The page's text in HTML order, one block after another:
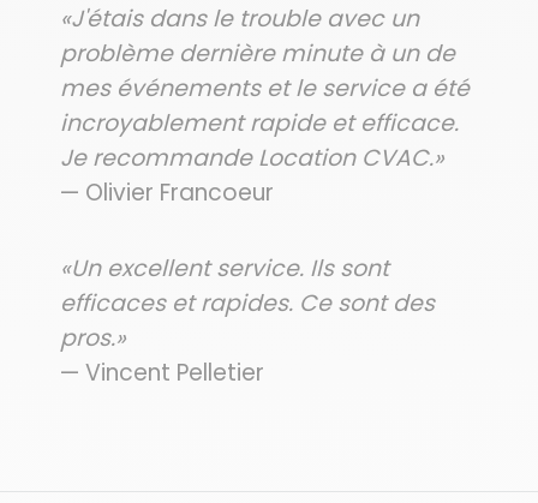
«J'étais dans le trouble avec un
problème dernière minute à un de
mes événements et le service a été
incroyablement rapide et efficace.
Je recommande Location CVAC.»
— Olivier Francoeur
«Un excellent service. Ils sont
efficaces et rapides. Ce sont des
pros.»
— Vincent Pelletier